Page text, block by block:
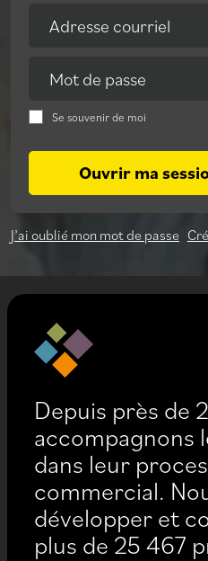
Adresse courriel
Mot de passe
Se souvenir de moi
Ouvrir ma
J’ai oublié mon mot de passe
Depuis près de
accompagnons
dans leur
commercial.
développer et
plus de 25 467